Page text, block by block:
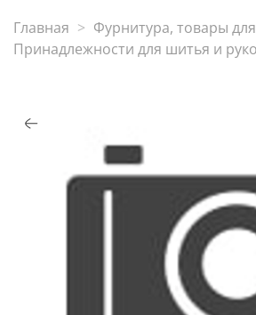
Главная
Фурнитура, товары
Принадлежности для шитья и